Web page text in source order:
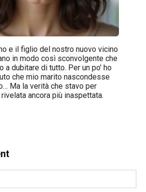
e il figlio del nostro nuovo vicino
in modo così sconvolgente che
a dubitare di tutto. Per un po’ ho
che mio marito nascondesse
Ma la verità che stavo per
ancora più inaspettata.